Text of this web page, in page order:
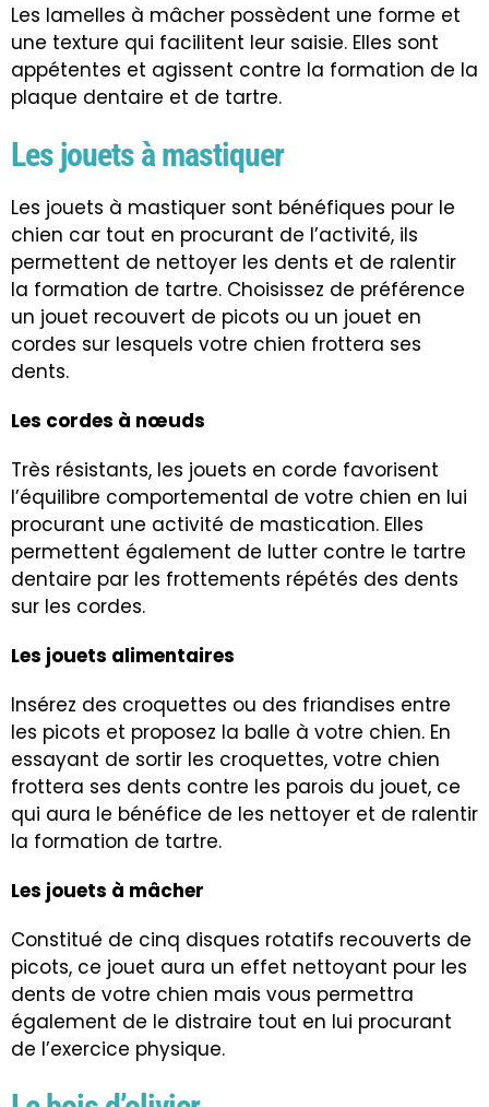
Les lamelles à mâcher possèdent une forme et
une texture qui facilitent leur saisie. Elles sont
appétentes et agissent contre la formation de la
plaque dentaire et de tartre.
Les jouets à mastiquer
Les jouets à mastiquer sont bénéfiques pour le
chien car tout en procurant de l’activité, ils
permettent de nettoyer les dents et de ralentir
la formation de tartre. Choisissez de préférence
un jouet recouvert de picots ou un jouet en
cordes sur lesquels votre chien frottera ses
dents.
Les cordes à nœuds
Très résistants, les jouets en corde favorisent
l’équilibre comportemental de votre chien en lui
procurant une activité de mastication. Elles
permettent également de lutter contre le tartre
dentaire par les frottements répétés des dents
sur les cordes.
Les jouets alimentaires
Insérez des croquettes ou des friandises entre
les picots et proposez la balle à votre chien. En
essayant de sortir les croquettes, votre chien
frottera ses dents contre les parois du jouet, ce
qui aura le bénéfice de les nettoyer et de ralentir
la formation de tartre.
Les jouets à mâcher
Constitué de cinq disques rotatifs recouverts de
picots, ce jouet aura un effet nettoyant pour les
dents de votre chien mais vous permettra
également de le distraire tout en lui procurant
de l’exercice physique.